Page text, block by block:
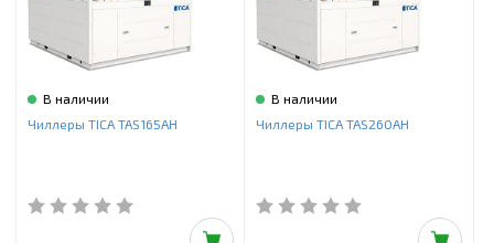
В наличии
Чиллеры TICA TAS165AH
В наличии
Чиллеры TICA TAS260AH